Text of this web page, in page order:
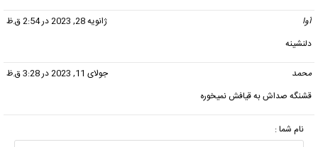
آوا
ژانویه 28, 2023 در 2:54 ق.ظ
دلنشینه
محمد
جولای 11, 2023 در 3:28 ق.ظ
قشنگه ‌صداش به قیافش نمیخوره
نام شما :